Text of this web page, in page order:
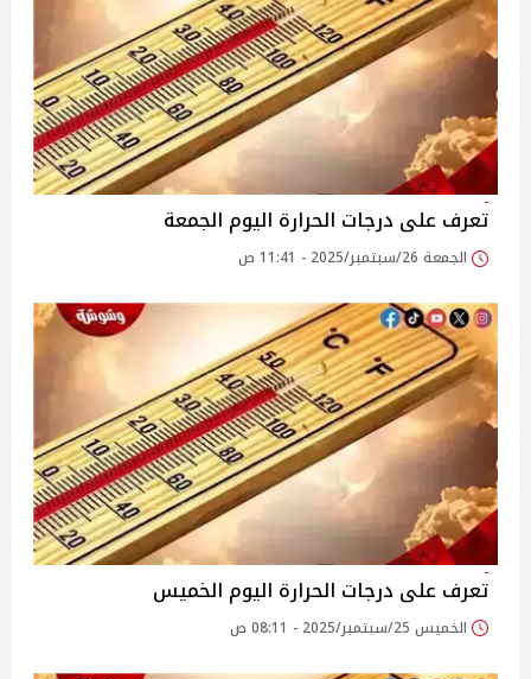
تعرف على درجات الحرارة اليوم الجمعة
الجمعة 26/سبتمبر/2025 - 11:41 ص
تعرف على درجات الحرارة اليوم الخميس
الخميس 25/سبتمبر/2025 - 08:11 ص